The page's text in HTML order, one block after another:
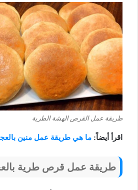
طريقة عمل القرص الهشة الطرية
اقرأ أيضاً: ما هي طريقة عمل منين
طريقة عمل قرص طرية